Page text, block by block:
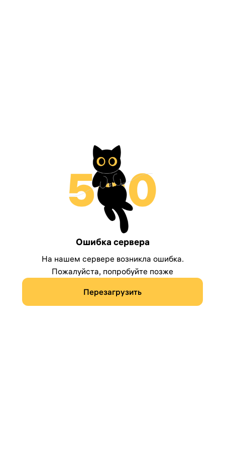
Ошибка сервера
На нашем сервере возникла ошибка.
Пожалуйста, попробуйте позже
Перезагрузить